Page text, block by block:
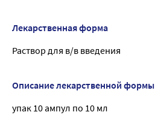
Лекарственная форма
Раствор для в/в введения
Описание лекарственной формы
упак 10 ампул по 10 мл